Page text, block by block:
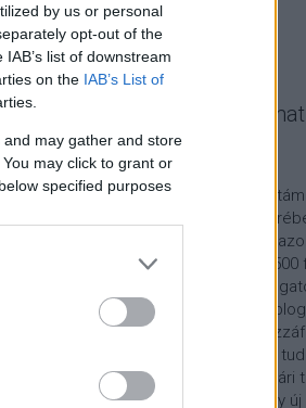
by us or personal
opt-out of the
list of downstream
on the IAB’s List of
may gather and store
may click to grant or
specified purposes
Támogasd a
Become a Patron!
Ha tetszik a blogom, kérlek
munkámat anyagilag is!
sétára hívom meg időnként
legalább havi 5 euró vagy 2500
támogatást küldenek.
Patreon.com-on exkluzív, a
elérhető tartalmakhoz is
Támogatásod segítségével
munkám költségeit a könyvtári
Arcanum előfizetésen át egy